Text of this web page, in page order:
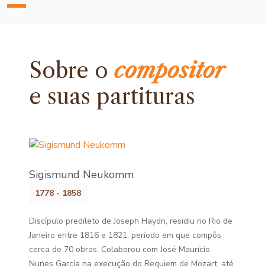
Sobre ocompositor
e suas partituras
Sigismund Neukomm
1778 - 1858
Discípulo predileto de Joseph Haydn, residiu no Rio de
Janeiro entre 1816 e 1821, período em que compôs
cerca de 70 obras. Colaborou com José Maurício
Nunes Garcia na execução do Requiem de Mozart, até